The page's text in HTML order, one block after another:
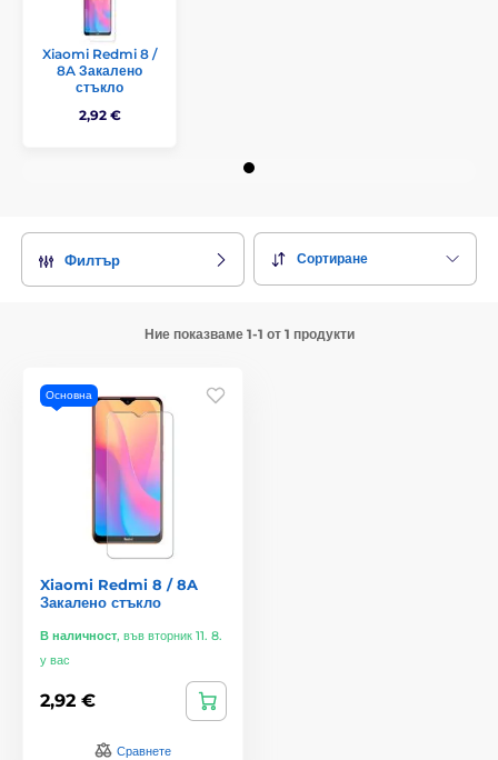
Xiaomi Redmi 8 /
8A Закалено
стъкло
2,92 €
Филтър Сортиране
Ние показваме 1-1 от 1 продукти
Основна
Xiaomi Redmi 8 / 8A
Закалено стъкло
В наличност, във вторник 11. 8.
у вас
2,92 €
Сравнете